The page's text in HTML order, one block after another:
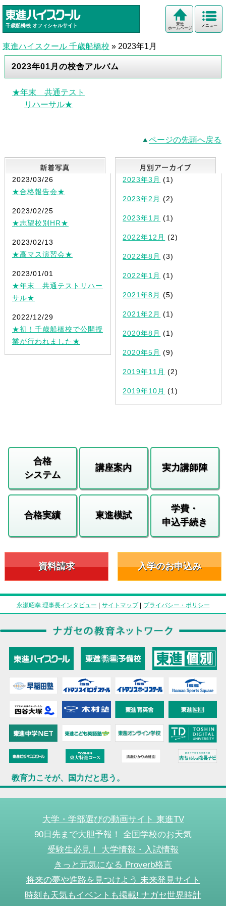
千歳船橋校 オフィシャルサイト メニュー
東進
ホームページ
東進ハイスクール 千歳船橋校 » 2023年1月
2023年01月の校舎アルバム
★年末 共通テスト
リハーサル★
ページの先頭へ戻る
新着写真
2023/03/26
★合格報告会★
2023/02/25
★志望校別HR★
2023/02/13
★高マス演習会★
2023/01/01
★年末 共通テストリハー
サル★
2022/12/29
★初！千歳船橋校で公開授
業が行われました★
2023年3月 (1)
2023年2月 (2)
2023年1月 (1)
2022年12月 (2)
2022年8月 (3)
2022年1月 (1)
2021年8月 (5)
2021年2月 (1)
2020年8月 (1)
2020年5月 (9)
2019年11月 (2)
2019年10月 (1)
合格
システム
講座案内 実力講師陣
合格実績 東進模試
学費・
申込手続き
資料請求 入学のお申込み
永瀬昭幸 理事長インタビュー | サイトマップ| プライバシー・ポリシー
教育力こそが、国力だと思う。
大学・学部選びの動画サイト 東進TV
90日先まで大胆予報！ 全国学校のお天気
受験生必見！ 大学情報・入試情報
きっと元気になる Proverb格言
将来の夢や進路を見つけよう 未来発見サイト
時刻も天気もイベントも掲載! ナガセ世界時計